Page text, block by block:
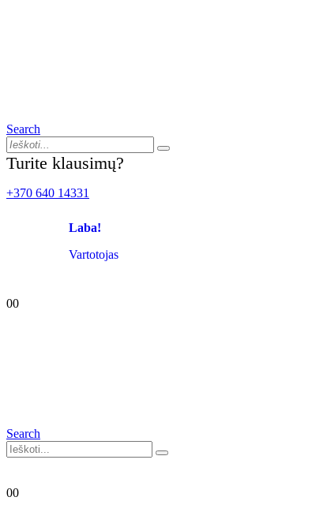
Search
Turite klausimų?
+370 640 14331
Laba!
Vartotojas
00
Search
00